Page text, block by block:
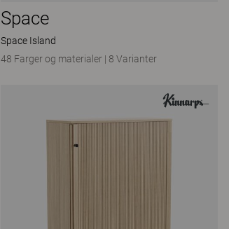
Space
Space Island
48 Farger og materialer | 8 Varianter